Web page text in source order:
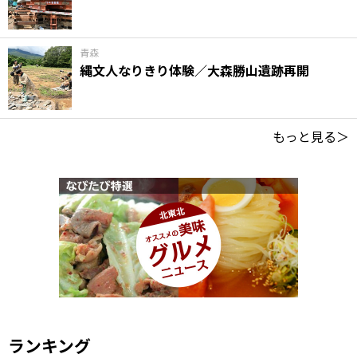
青森
縄文人なりきり体験／大森勝山遺跡再開
もっと見る＞
ランキング